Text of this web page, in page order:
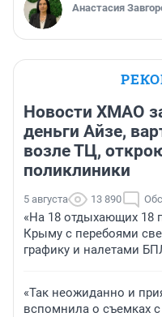
Анастасия
Новости ХМАО
деньги Айзе,
возле ТЦ,
поликлиники
5 августа 13 890
«На 18 отдыхающих 18
Крыму с перебоями
графику и налетами
«Так неожиданно и
вспомнила о съемках